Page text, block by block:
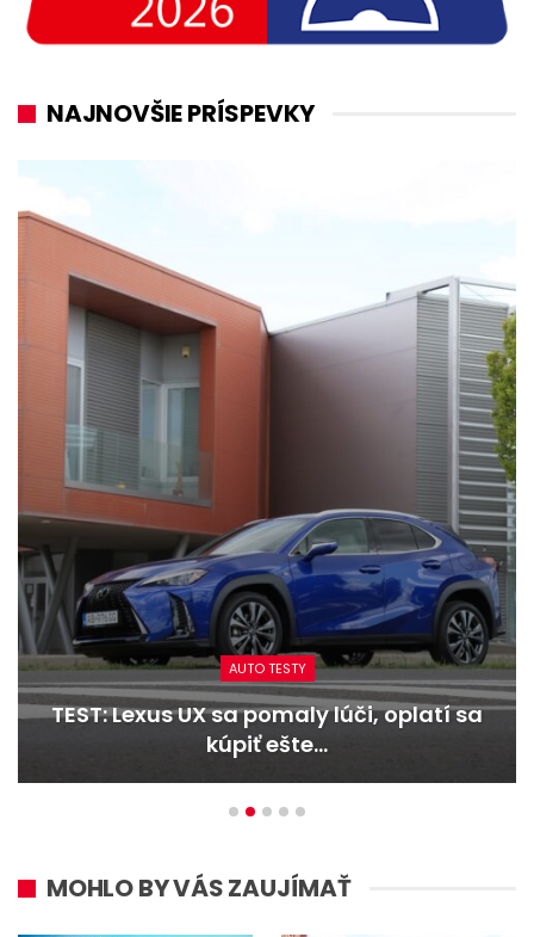
NAJNOVŠIE PRÍSPEVKY
AUTO TESTY
TEST: Dacia Duster hybrid-G 150 4×4 –
Trojitý útok
MOHLO BY VÁS ZAUJÍMAŤ